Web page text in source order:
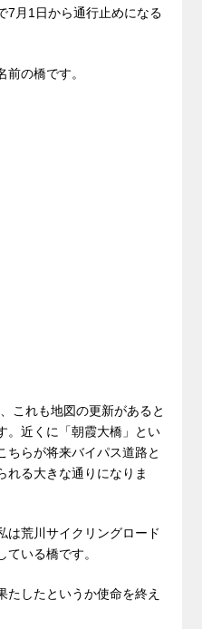
7月1日から通行止めになる
の橋です。
これも地図の更新があると
。近くに「朝霞大橋」とい
ちらが将来バイパス道路と
れる大きな通りになりま
は荒川サイクリングロード
いる橋です。
たしたというか使命を終え